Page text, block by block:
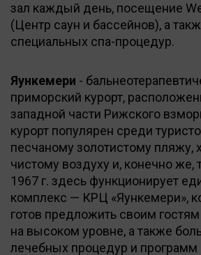
зал каждый день, посещение
(Центр саун и бассейнов), а
специальных спа-процедур.
Яункемери -
приморский курорт,
западной части Рижского
курорт популярен среди
песчаному золотистому пляжу,
чистому воздуху и, конечно
1967 г. здесь функционирует
комплекс — КРЦ «Яункемери»,
готов предложить своим
на высоком уровне, а также
лечебных процедур и программ